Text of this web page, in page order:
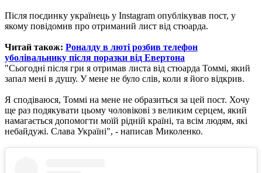
Після поєдинку українець у Instagram опублікував пост, у
якому повідомив про отриманий лист від стюарда.
Читай також: Роналду в люті розбив телефон
уболівальнику після поразки від Евертона
"Сьогодні після гри я отримав листа від стюарда Томмі, який
запал мені в душу. У мене не було слів, коли я його відкрив.
Я сподіваюся, Томмі на мене не образиться за цей пост. Хочу
ще раз подякувати цьому чоловікові з великим серцем, який
намагається допомогти моїй рідній країні, та всім людям, які
небайдужі. Слава Україні", - написав Миколенко.